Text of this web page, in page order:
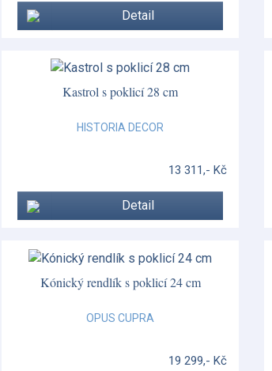
Detail
Kastrol s poklicí 28 cm
HISTORIA DECOR
13 311,- Kč
Detail
Kónický rendlík s poklicí 24 cm
OPUS CUPRA
19 299,- Kč